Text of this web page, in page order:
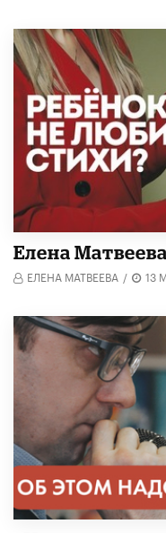
Елена
ЕЛЕНА МАТВЕЕВА / 13